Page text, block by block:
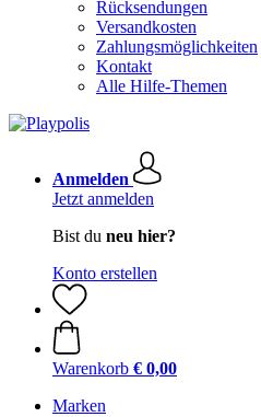
Rücksendungen
Versandkosten
Zahlungsmöglichkeiten
Kontakt
Alle Hilfe-Themen
Anmelden
Jetzt anmelden
Bist du neu hier?
Konto erstellen
Warenkorb € 0,00
Marken